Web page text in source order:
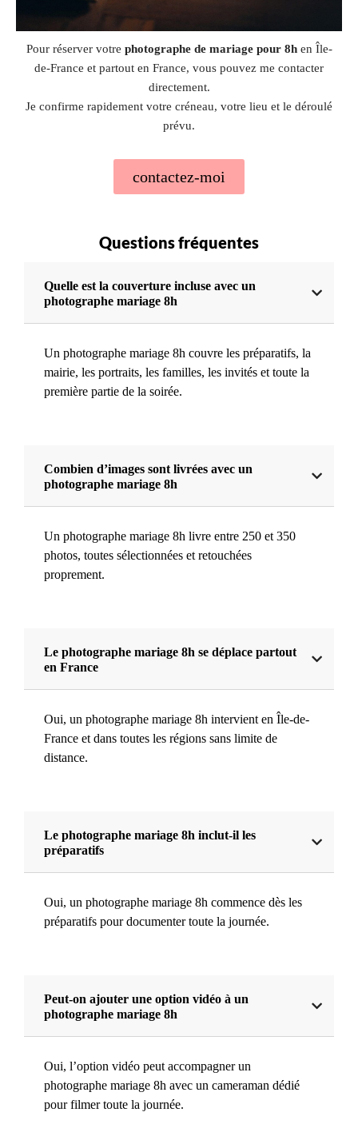
Pour réserver votre photographe de mariage pour 8hen Île-
de-France et partout en France, vous pouvez me contacter
directement.
Je confirme rapidement votre créneau, votre lieu et le déroulé
prévu.
contactez-moi
Questions fréquentes
Quelle est la couverture incluse avec un
photographe mariage 8h
Un photographe mariage 8h couvre les préparatifs, la
mairie, les portraits, les familles, les invités et toute la
première partie de la soirée.
Combien d’images sont livrées avec un
photographe mariage 8h
Un photographe mariage 8h livre entre 250 et 350
photos, toutes sélectionnées et retouchées
proprement.
Le photographe mariage 8h se déplace partout
en France
Oui, un photographe mariage 8h intervient en Île-de-
France et dans toutes les régions sans limite de
distance.
Le photographe mariage 8h inclut-il les
préparatifs
Oui, un photographe mariage 8h commence dès les
préparatifs pour documenter toute la journée.
Peut-on ajouter une option vidéo à un
photographe mariage 8h
Oui, l’option vidéo peut accompagner un
photographe mariage 8h avec un cameraman dédié
pour filmer toute la journée.